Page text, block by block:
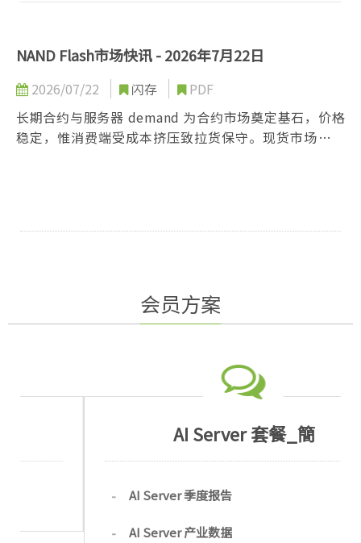
低营运库存，第三季市场将呈现云端强劲与消费端旺季
NAND Flash市场快讯 - 2026年7月22日
2026/07/22 闪存
PDF
长期合约与服务器 demand 为合约市场奠定基石，价格
稳定，惟消费端受成本挤压致拉货保守。现货市场因个
会员方案
AI Server 套餐_簡
AI Server 季度报告
AI Server 产业数据